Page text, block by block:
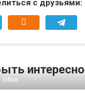
с друзьями:
интересно
Обои